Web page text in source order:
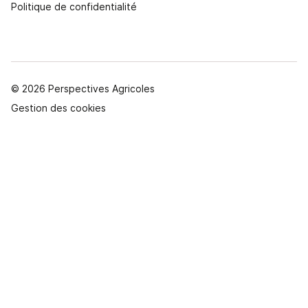
Politique de confidentialité
© 2026 Perspectives Agricoles
Gestion des cookies